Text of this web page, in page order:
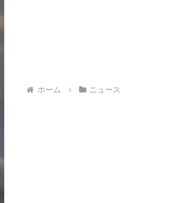
ホーム ニュース